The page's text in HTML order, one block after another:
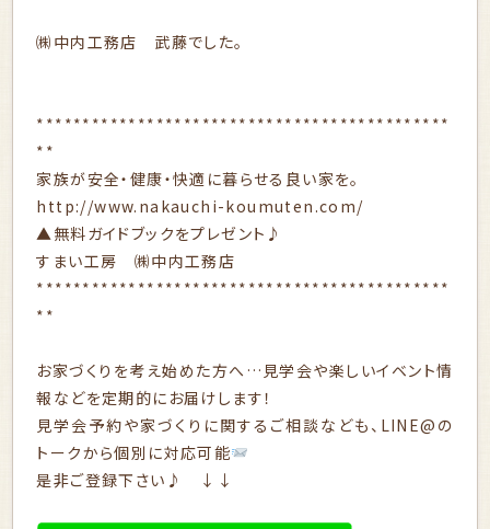
㈱中内工務店 武藤でした。
*********************************************
**
家族が安全・健康・快適に暮らせる良い家を。
http://www.nakauchi-koumuten.com/
▲無料ガイドブックをプレゼント♪
すまい工房 ㈱中内工務店
*********************************************
**
お家づくりを考え始めた方へ…見学会や楽しいイベント情
報などを定期的にお届けします！
見学会予約や家づくりに関するご相談なども、LINE@の
トークから個別に対応可能
是非ご登録下さい♪ ↓↓